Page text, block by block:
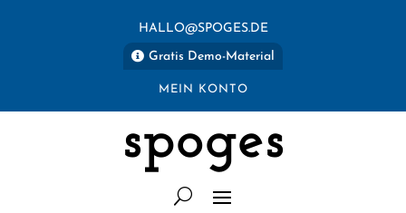
HALLO@SPOGES.DE
Gratis Demo-Material
MEIN KONTO
spoges